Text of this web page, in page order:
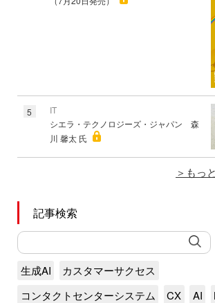
5
IT
シエラ・テクノロジーズ・ジャパン 森
川 馨太 氏
もっ
記事検索
生成AI
カスタマーサクセス
コンタクトセンターシステム
CX AI